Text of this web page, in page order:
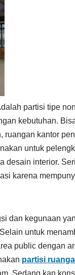
partisi tipe
kebutuhan.
kantor
untuk
desain interior.
karena
dan kegunaan
untuk
public dengan
partisi
Sedang kan